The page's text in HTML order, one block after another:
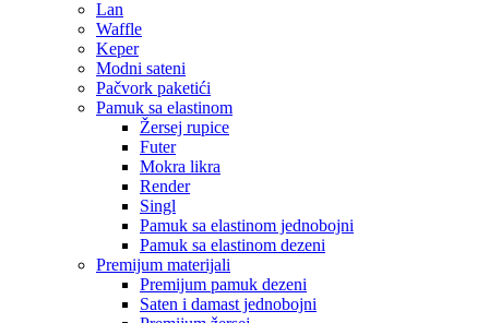
lan
waffle
keper
modni sateni
pačvork paketići
pamuk sa elastinom
žersej rupice
futer
mokra likra
render
singl
pamuk sa elastinom jednobojni
pamuk sa elastinom dezeni
premijum materijali
premijum pamuk dezeni
saten i damast jednobojni